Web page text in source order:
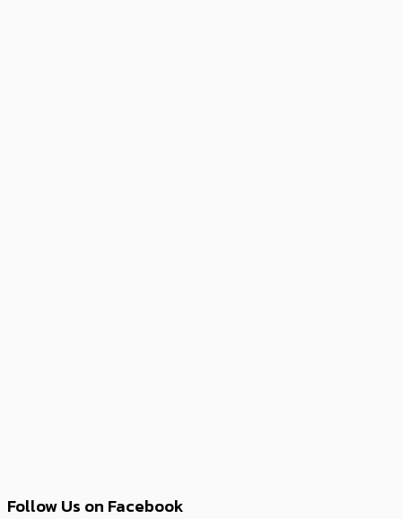
Follow Us on Facebook